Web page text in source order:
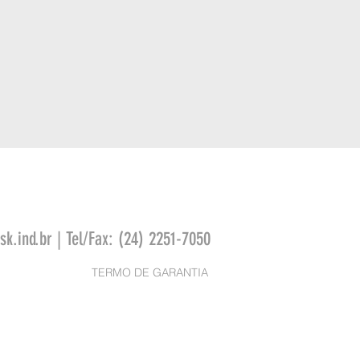
| Tel/Fax: (24) 2251-7050
TERMO DE GARANTIA